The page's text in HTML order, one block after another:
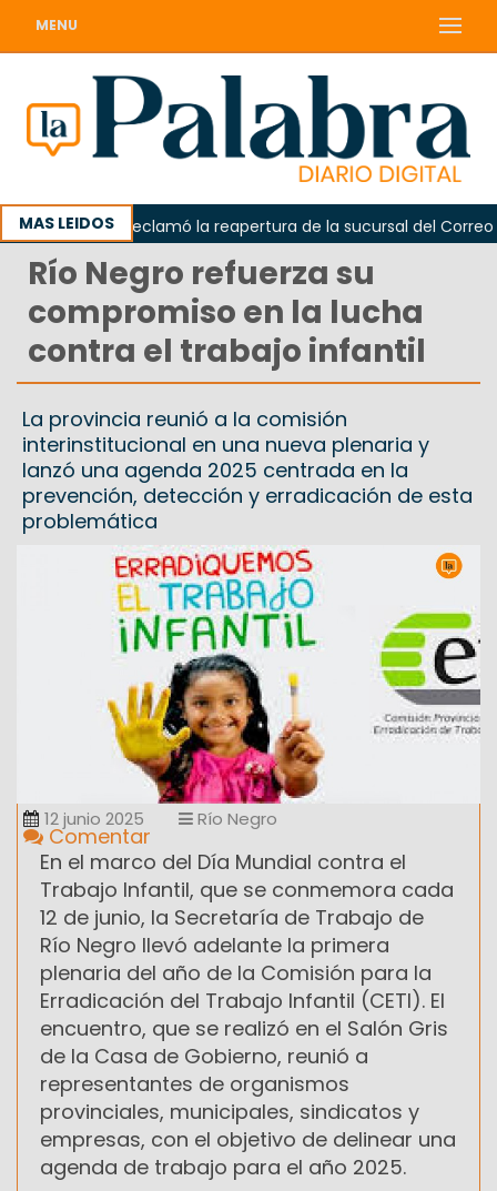
MENU
MAS LEIDOS
Odarda reclamó la reapertura de la sucursal del Correo
Río Negro refuerza su
compromiso en la lucha
contra el trabajo infantil
La provincia reunió a la comisión
interinstitucional en una nueva plenaria y
lanzó una agenda 2025 centrada en la
prevención, detección y erradicación de esta
problemática
12 junio 2025 Río Negro
Comentar
En el marco del Día Mundial contra el
Trabajo Infantil, que se conmemora cada
12 de junio, la Secretaría de Trabajo de
Río Negro llevó adelante la primera
plenaria del año de la Comisión para la
Erradicación del Trabajo Infantil (CETI). El
encuentro, que se realizó en el Salón Gris
de la Casa de Gobierno, reunió a
representantes de organismos
provinciales, municipales, sindicatos y
empresas, con el objetivo de delinear una
agenda de trabajo para el año 2025.